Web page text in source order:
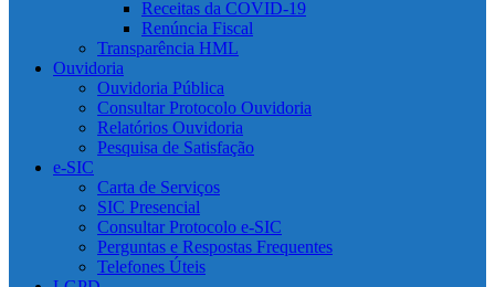
Receitas da COVID-19
Renúncia Fiscal
Transparência HML
Ouvidoria
Ouvidoria Pública
Consultar Protocolo Ouvidoria
Relatórios Ouvidoria
Pesquisa de Satisfação
e-SIC
Carta de Serviços
SIC Presencial
Consultar Protocolo e-SIC
Perguntas e Respostas Frequentes
Telefones Úteis